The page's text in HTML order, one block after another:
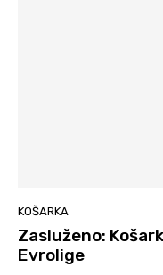
KOŠARKA
Zasluženo:
Evrolige